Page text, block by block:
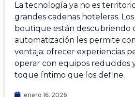
La tecnología ya no es
grandes cadenas hoteleras.
boutique están descubriendo
automatización les permite
ventaja: ofrecer experiencias
operar con equipos reducidos
toque íntimo que los define.
enero 16, 2026